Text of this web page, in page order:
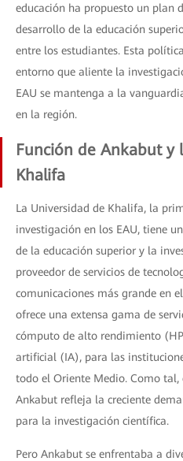
educación ha propuesto un plan
desarrollo de la educación
entre los estudiantes. Esta
entorno que aliente la
EAU se mantenga a la
en la región.
Función de Ankabut y
Khalifa
La Universidad de Khalifa, la
investigación en los EAU, tiene
de la educación superior y la
proveedor de servicios de
comunicaciones más grande en
ofrece una extensa gama de
cómputo de alto rendimiento
artificial (IA), para las
todo el Oriente Medio. Como
Ankabut refleja la creciente
para la investigación científica.
Pero Ankabut se enfrentaba a